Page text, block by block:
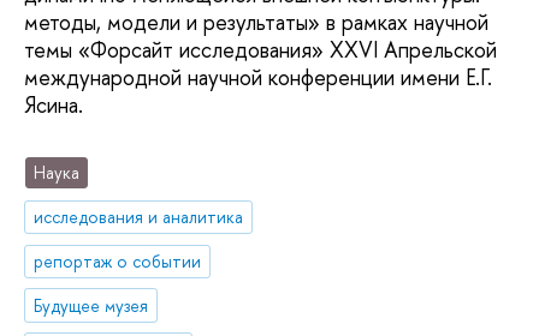
методы, модели и результаты» в рамках научной
темы «Форсайт исследования» XXVI Апрельской
международной научной конференции имени Е.Г.
Ясина.
Наука
исследования и аналитика
репортаж о событии
Будущее музея